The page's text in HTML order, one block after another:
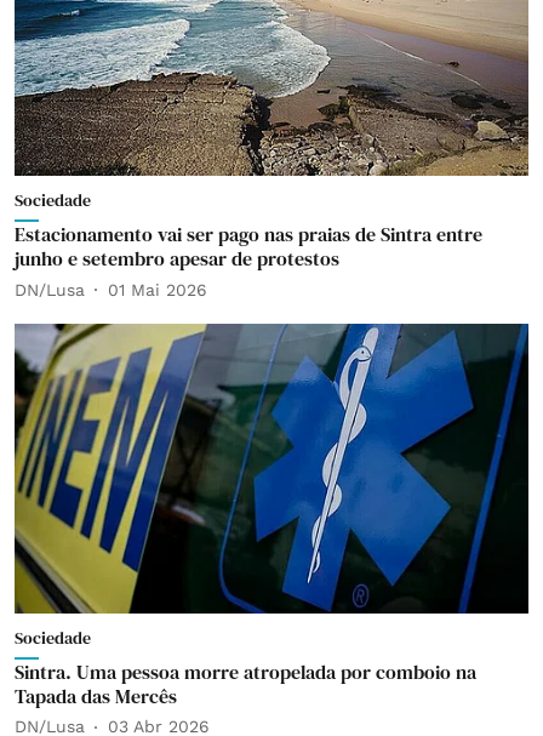
Sociedade
Estacionamento vai ser pago nas praias de Sintra entre
junho e setembro apesar de protestos
DN/Lusa 01 Mai 2026
Sociedade
Sintra. Uma pessoa morre atropelada por comboio na
Tapada das Mercês
DN/Lusa 03 Abr 2026